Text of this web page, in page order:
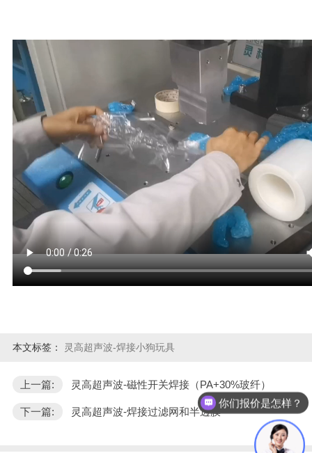
本文标签： 灵高超声波-焊接小狗玩具
上一篇: 灵高超声波-磁性开关焊接（PA+30%玻纤）
下一篇: 灵高超声波-焊接过滤网和半透膜"
你们报价是怎样？